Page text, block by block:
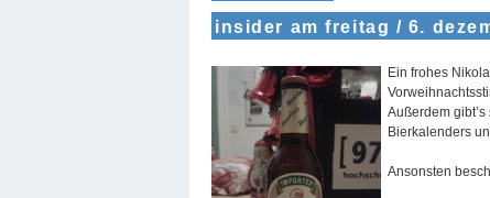
insider am freitag / 6.
Ein frohes
Außerdem
Bierkalenders
Ansonsten